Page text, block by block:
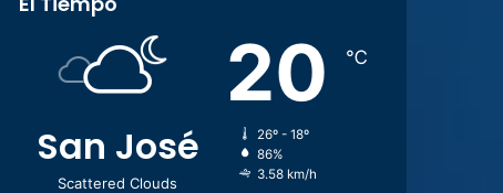
San José
Scattered Clouds
20 ℃
26º - 18º
86%
3.58 km/h